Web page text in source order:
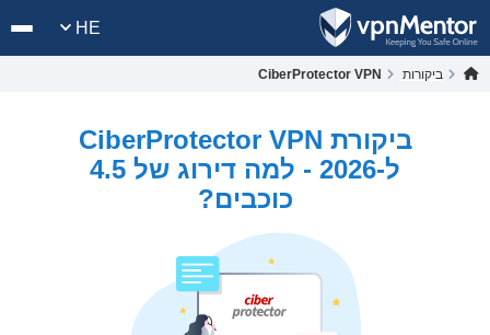
HE
ביקורות CiberProtector VPN
ביקורת CiberProtector VPN
ל-2026 - למה דירוג של 4.5
כוכבים?